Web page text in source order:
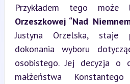
Przykładem tego może
Orzeszkowej “Nad
Justyna Orzelska, staje
dokonania wyboru
osobistego. Jej decyzja o
małżeństwa